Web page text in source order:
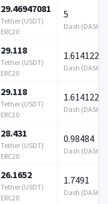
29.46947081
Tether (USDT)
ERC20
5
Dash (DASH)
29.118
Tether (USDT)
ERC20
1.614122
Dash (DASH)
29.118
Tether (USDT)
ERC20
1.614122
Dash (DASH)
28.431
Tether (USDT)
ERC20
0.98484
Dash (DASH)
26.1652
Tether (USDT)
ERC20
1.7491
Dash (DASH)